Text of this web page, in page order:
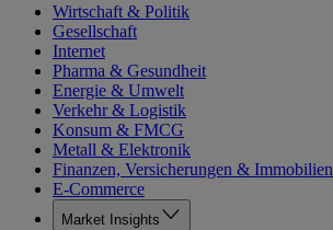
Wirtschaft & Politik
Gesellschaft
Internet
Pharma & Gesundheit
Energie & Umwelt
Verkehr & Logistik
Konsum & FMCG
Metall & Elektronik
Finanzen, Versicherungen & Immobilien
E-Commerce
Market Insights